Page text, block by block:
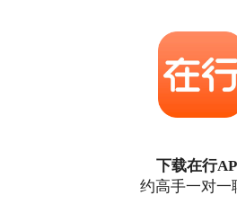
下载在行
约高手一对一